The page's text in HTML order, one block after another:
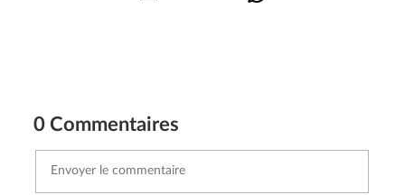
0 Commentaires